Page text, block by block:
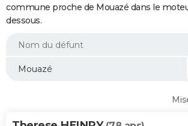
Essais
Réserver un essai
Citadines
Berlines
SUV
Forum auto
+
HIGH-TECH
BRICOLAGE
WEEK-END
commune proche de Mouazé dans le
dessous.